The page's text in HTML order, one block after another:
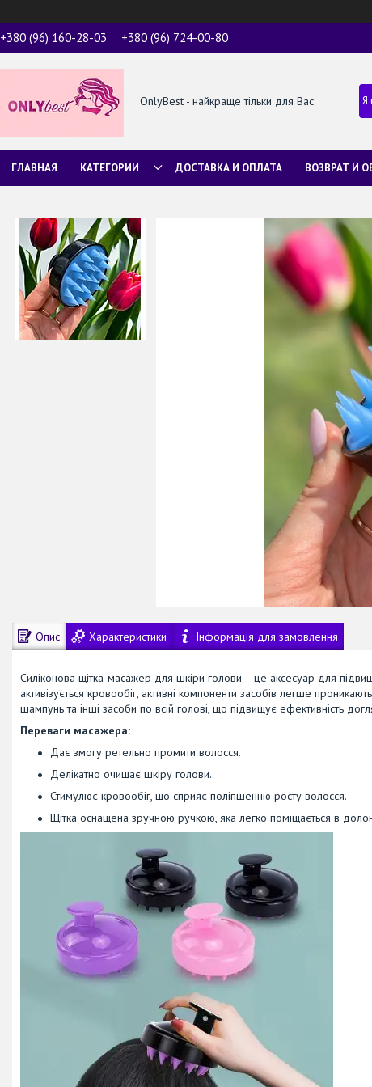
+380 (96) 160-28-03 +380 (96) 724-00-80
OnlyBest - найкраще тільки для Вас
ГЛАВНАЯ КАТЕГОРИИ ДОСТАВКА И ОПЛАТА ВОЗВРАТ И
Опис Характеристики Інформація для замовлення
Силіконова щітка-масажер для шкіри голови - це аксесуар для
активізується кровообіг, активні компоненти засобів легше
шампунь та інші засоби по всій голові, що підвищує ефективність
Переваги масажера:
Дає змогу ретельно промити волосся.
Делікатно очищає шкіру голови.
Стимулює кровообіг, що сприяє поліпшенню росту волосся.
Щітка оснащена зручною ручкою, яка легко поміщається в